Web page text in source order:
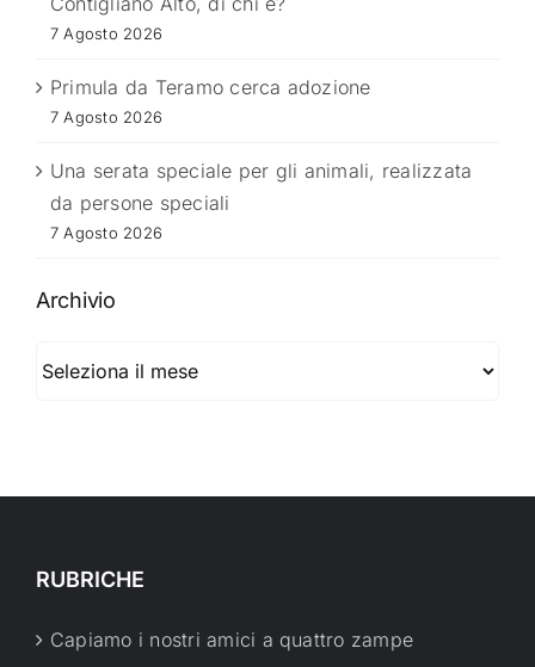
7 Agosto 2026
Primula da Teramo cerca adozione
7 Agosto 2026
Una serata speciale per gli animali, realizzata
da persone speciali
7 Agosto 2026
Archivio
RUBRICHE
Capiamo i nostri amici a quattro zampe